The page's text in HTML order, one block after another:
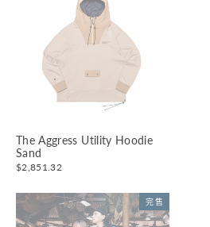
The Aggress Utility Hoodie
Sand
$2,851.32
完售